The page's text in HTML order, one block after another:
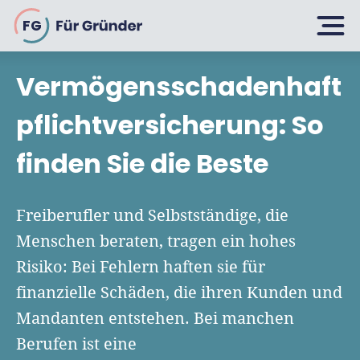
FG
Planen
Selbstständig machen
Bin ich ein Gründer?
Geschäftsmodell entwickeln
Businessplan schreiben
Businessplan-Vorlage & Muster
Firma gründen: 10 Tipps
UG gründen
GmbH gründen
Wachsen
6 Tipps zum Start
Finanzieren
Vermögensschadenhaft
pflichtversicherung: So
finden Sie die Beste
Freiberufler und Selbstständige, die
Menschen beraten, tragen ein hohes
Risiko: Bei Fehlern haften sie für
finanzielle Schäden, die ihren Kunden und
Mandanten entstehen. Bei manchen
Berufen ist eine